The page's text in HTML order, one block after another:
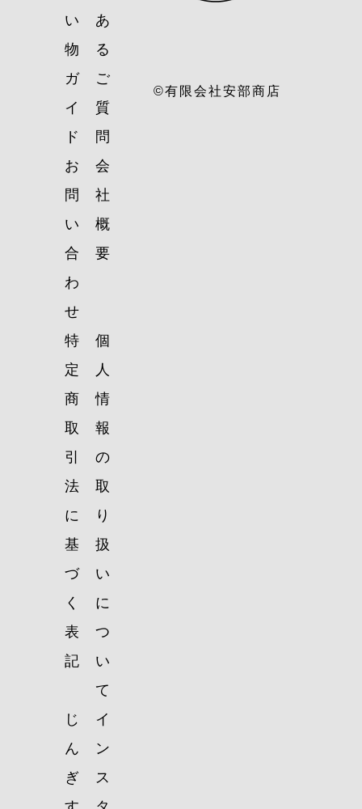
い
物
ガ
イ
ド
あ
る
ご
質
問
お
問
い
合
わ
せ
会
社
概
要
特
定
商
取
引
法
に
基
づ
く
表
記
個
人
情
報
の
取
り
扱
い
に
つ
い
て
じ
ん
ぎ
イ
ン
ス
©有限会社安部商店